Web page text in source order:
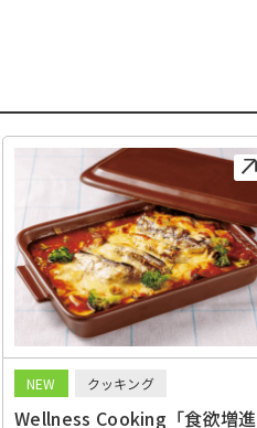
NEW クッキング
Wellness Cooking「食欲増進